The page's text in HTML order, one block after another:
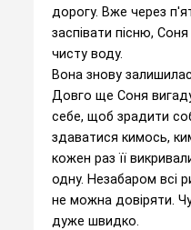
дорогу. Вже через
заспівати пісню, Соня
чисту воду.
Вона знову
Довго ще Соня
себе, щоб зрадити
здаватися кимось,
кожен раз її
одну. Незабаром всі
не можна довіряти.
дуже швидко.